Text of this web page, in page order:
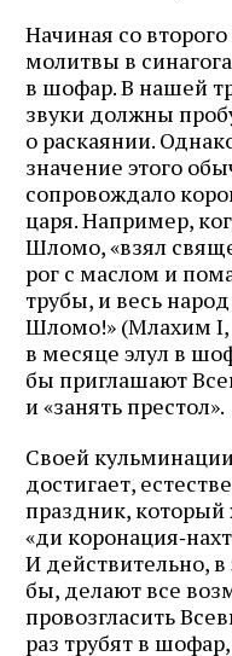
Начиная со
молитвы в
в шофар. В нашей
звуки должны
о раскаянии.
значение этого
сопровождало
царя. Например,
Шломо, «взял
рог с маслом и
трубы, и весь
Шломо!» (Млахим I,
в месяце элул в
бы приглашают
и «занять престол».
Своей
достигает,
праздник,
«ди
И действительно, в
бы, делают все
провозгласить
раз трубят в
Журнал
Подпишитесь на
самые интересные